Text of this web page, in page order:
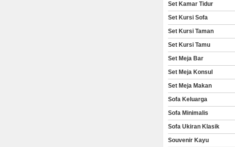
Set Kamar Tidur
Set Kursi Sofa
Set Kursi Taman
Set Kursi Tamu
Set Meja Bar
Set Meja Konsul
Set Meja Makan
Sofa Keluarga
Sofa Minimalis
Sofa Ukiran Klasik
Souvenir Kayu